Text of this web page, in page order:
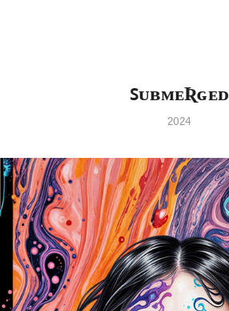
ꜱᴜʙᴍᴇƦɢᴇᴅ
2024